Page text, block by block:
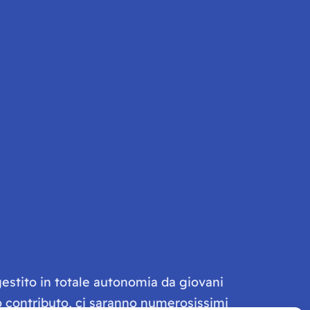
in totale autonomia da giovani
ci saranno numerosissimi